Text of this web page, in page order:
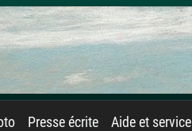
Presse écrite Aide et service